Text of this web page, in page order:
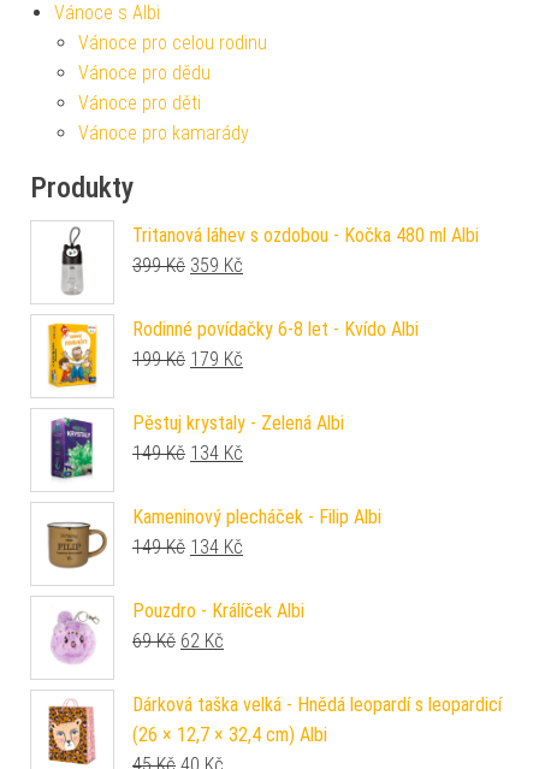
Vánoce s Albi
Vánoce pro celou rodinu
Vánoce pro dědu
Vánoce pro děti
Vánoce pro kamarády
Produkty
Tritanová láhev s ozdobou - Kočka 480 ml Albi
399Kč Původní cena byla: 399 Kč.
359 Kč
Rodinné povídačky 6-8 let - Kvído Albi
199Kč Původní cena byla: 199 Kč.
179 Kč
Pěstuj krystaly - Zelená Albi
149Kč Původní cena byla: 149 Kč.
134 Kč
Kameninový plecháček - Filip Albi
149Kč Původní cena byla: 149 Kč.
134 Kč
Pouzdro - Králíček Albi
69Kč Původní cena byla: 69 Kč.
62 Kč
Dárková taška velká - Hnědá leopardí s leopardicí
(26 × 12,7 × 32,4 cm) Albi
Původní cena byla: 45 Kč.